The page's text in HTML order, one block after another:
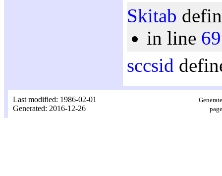
Skitab
in line 69
sccsid
Last modified: 1986-02-01
Generated: 2016-12-26